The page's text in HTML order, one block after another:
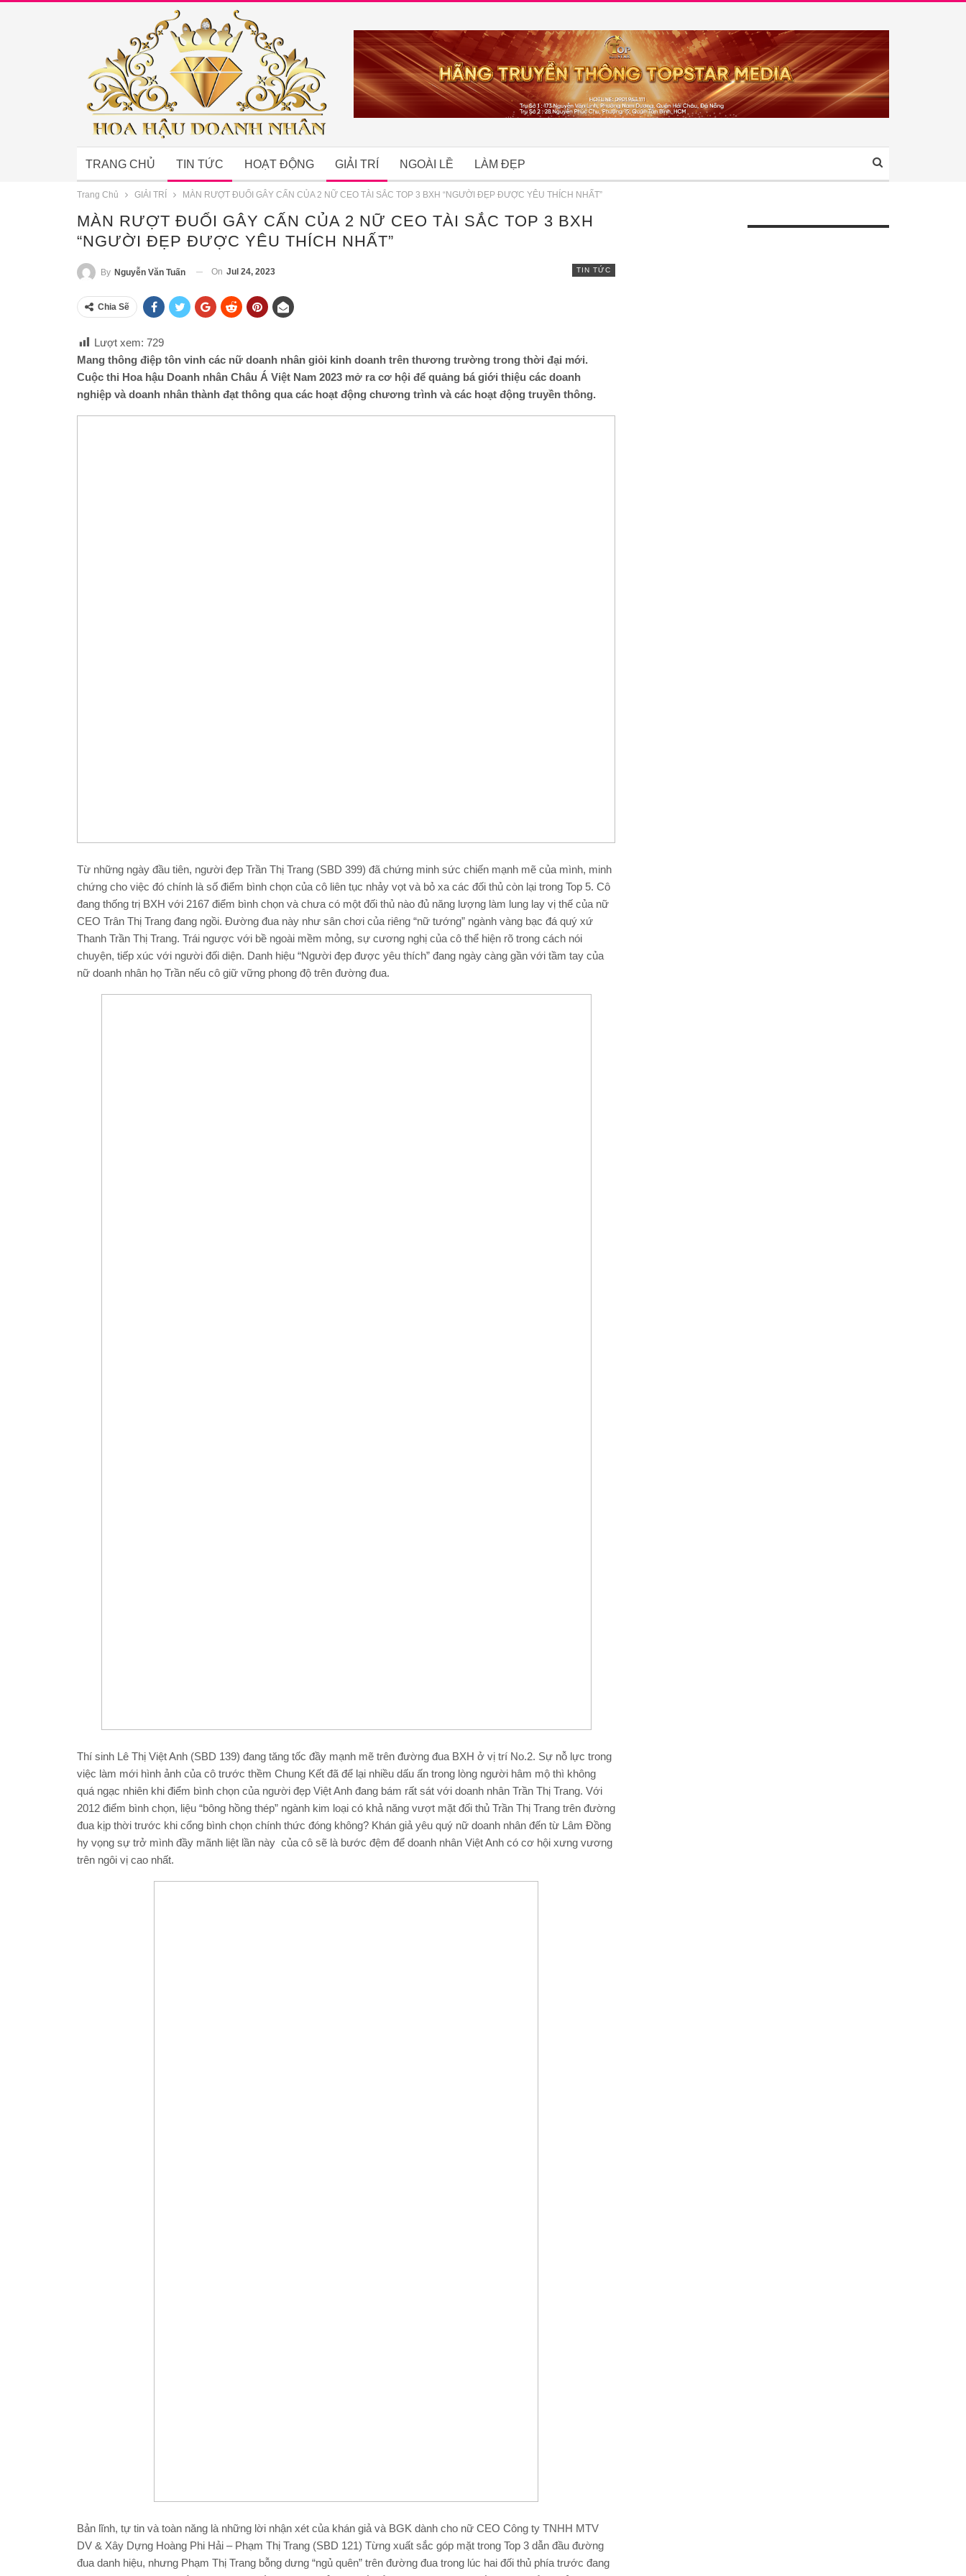
TRANG CHỦ TIN TỨC HOẠT ĐỘNG GIẢI TRÍ NGOÀI LỀ LÀM ĐẸP
Trang Chủ GIẢI TRÍ MÀN RƯỢT ĐUỔI GÂY CẤN CỦA 2 NỮ CEO TÀI SẮC TOP 3 BXH “NGƯỜI ĐẸP ĐƯỢC YÊU THÍCH NHẤT”
MÀN RƯỢT ĐUỔI GÂY CẤN CỦA 2 NỮ CEO TÀI SẮC TOP 3 BXH
“NGƯỜI ĐẸP ĐƯỢC YÊU THÍCH NHẤT”
TIN TỨC
By Nguyễn Văn Tuấn On Jul 24, 2023
Chia Sẽ
Lượt xem: 729
Mang thông điệp tôn vinh các nữ doanh nhân giỏi kinh doanh trên thương trường trong thời đại mới.
Cuộc thi Hoa hậu Doanh nhân Châu Á Việt Nam 2023 mở ra cơ hội để quảng bá giới thiệu các doanh
nghiệp và doanh nhân thành đạt thông qua các hoạt động chương trình và các hoạt động truyền thông.
Từ những ngày đầu tiên, người đẹp Trần Thị Trang (SBD 399) đã chứng minh sức chiến mạnh mẽ của mình, minh
chứng cho việc đó chính là số điểm bình chọn của cô liên tục nhảy vọt và bỏ xa các đối thủ còn lại trong Top 5. Cô
đang thống trị BXH với 2167 điểm bình chọn và chưa có một đối thủ nào đủ năng lượng làm lung lay vị thế của nữ
CEO Trân Thị Trang đang ngồi. Đường đua này như sân chơi của riêng “nữ tướng” ngành vàng bạc đá quý xứ
Thanh Trần Thị Trang. Trái ngược với bề ngoài mềm mỏng, sự cương nghị của cô thể hiện rõ trong cách nói
chuyện, tiếp xúc với người đối diện. Danh hiệu “Người đẹp được yêu thích” đang ngày càng gần với tầm tay của
nữ doanh nhân họ Trần nếu cô giữ vững phong độ trên đường đua.
Thí sinh Lê Thị Việt Anh (SBD 139) đang tăng tốc đầy mạnh mẽ trên đường đua BXH ở vị trí No.2. Sự nỗ lực trong
việc làm mới hình ảnh của cô trước thềm Chung Kết đã để lại nhiều dấu ấn trong lòng người hâm mộ thì không
quá ngạc nhiên khi điểm bình chọn của người đẹp Việt Anh đang bám rất sát với doanh nhân Trần Thị Trang. Với
2012 điểm bình chọn, liệu “bông hồng thép” ngành kim loại có khả năng vượt mặt đối thủ Trần Thị Trang trên đường
đua kịp thời trước khi cổng bình chọn chính thức đóng không? Khán giả yêu quý nữ doanh nhân đến từ Lâm Đồng
hy vọng sự trở mình đầy mãnh liệt lần này của cô sẽ là bước đệm để doanh nhân Việt Anh có cơ hội xưng vương
trên ngôi vị cao nhất.
Bản lĩnh, tự tin và toàn năng là những lời nhận xét của khán giả và BGK dành cho nữ CEO Công ty TNHH MTV
DV & Xây Dựng Hoàng Phi Hải – Phạm Thị Trang (SBD 121) Từng xuất sắc góp mặt trong Top 3 dẫn đầu đường
đua danh hiệu, nhưng Phạm Thị Trang bỗng dưng “ngủ quên” trên đường đua trong lúc hai đối thủ phía trước đang